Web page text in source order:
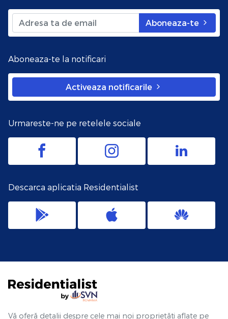
Aboneaza-te
Aboneaza-te la notificari
Activeaza notificarile
Urmareste-ne pe retelele sociale
Descarca aplicatia Residentialist
Vă oferă detalii despre cele mai noi proprietăți aflate pe